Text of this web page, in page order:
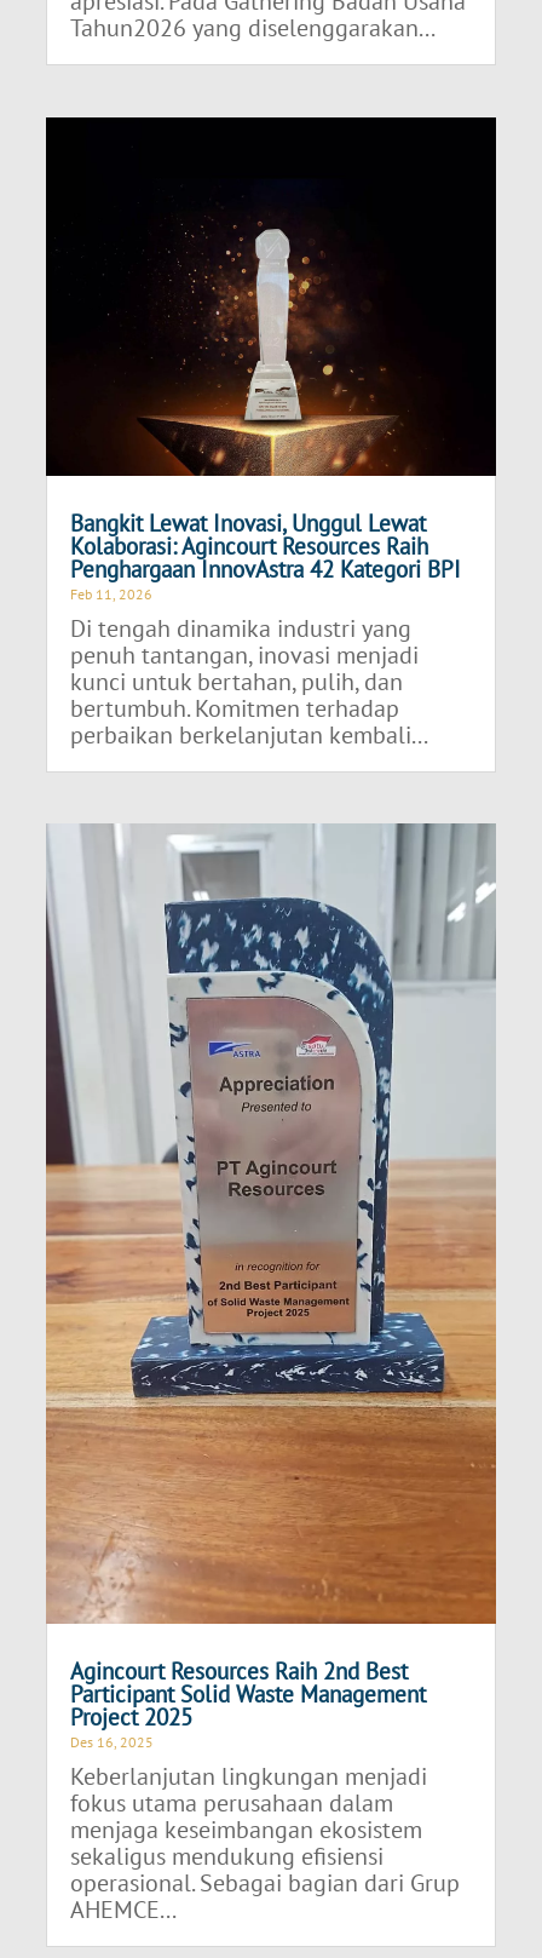
Tahun2026 yang diselenggarakan...
Bangkit Lewat Inovasi, Unggul Lewat
Kolaborasi: Agincourt Resources Raih
Penghargaan InnovAstra 42 Kategori BPI
Feb 11, 2026
Di tengah dinamika industri yang
penuh tantangan, inovasi menjadi
kunci untuk bertahan, pulih, dan
bertumbuh. Komitmen terhadap
perbaikan berkelanjutan kembali...
Agincourt Resources Raih 2nd Best
Participant Solid Waste Management
Project 2025
Des 16, 2025
Keberlanjutan lingkungan menjadi
fokus utama perusahaan dalam
menjaga keseimbangan ekosistem
sekaligus mendukung efisiensi
operasional. Sebagai bagian dari Grup
AHEMCE...